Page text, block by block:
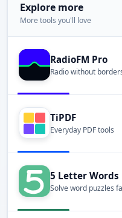
Explore more
More tools you'll love
RadioFM Pro
Radio without
TiPDF
Everyday PDF tools
5 Letter Words
Solve word puzzles